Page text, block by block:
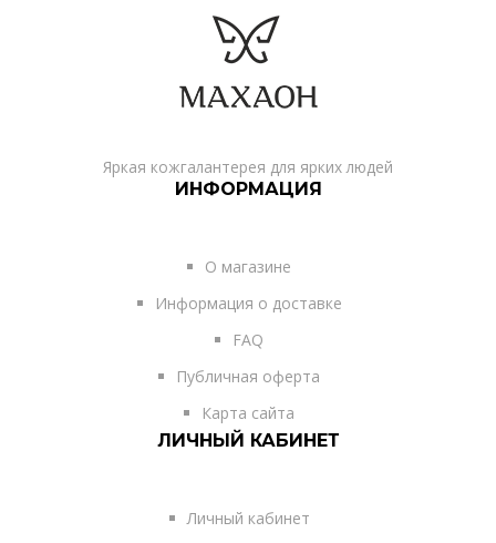
Яркая кожгалантерея для ярких людей
ИНФОРМАЦИЯ
О магазине
Информация о доставке
FAQ
Публичная оферта
Карта сайта
ЛИЧНЫЙ КАБИНЕТ
Личный кабинет